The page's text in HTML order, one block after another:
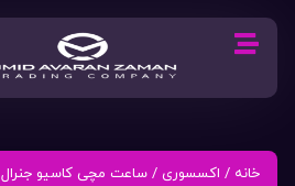
خانه / اکسسوری / ساعت مچی کاسیو جنرال MTP-VD03D-3A1UDF